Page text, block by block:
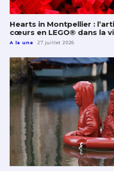
Hearts in Montpellier :
cœurs en LEGO® dans la
A la une 27 juillet 2026